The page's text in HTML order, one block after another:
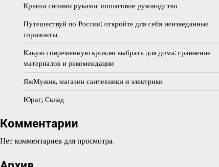
Крыша своими руками: пошаговое руководство
Путешествуй по России: откройте для себя неизведанные
горизонты
Какую современную кровлю выбрать для дома: сравнение
материалов и рекомендации
ЯжМужик, магазин сантехники и электрики
Юрат, Склад
Комментарии
Нет комментариев для просмотра.